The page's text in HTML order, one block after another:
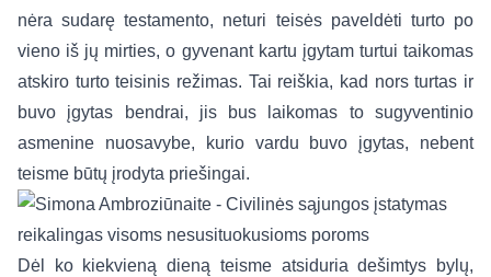
nėra sudarę testamento, neturi teisės paveldėti turto po
vieno iš jų mirties, o gyvenant kartu įgytam turtui taikomas
atskiro turto teisinis režimas. Tai reiškia, kad nors turtas ir
buvo įgytas bendrai, jis bus laikomas to sugyventinio
asmenine nuosavybe, kurio vardu buvo įgytas, nebent
teisme būtų įrodyta priešingai.
Dėl ko kiekvieną dieną teisme atsiduria dešimtys bylų,